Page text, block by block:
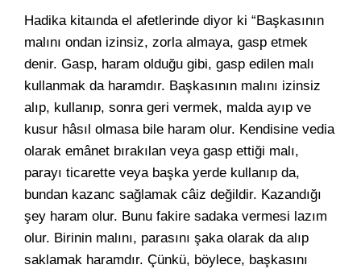
Hadika kitaında el afetlerinde diyor ki “Başkasının
malını ondan izinsiz, zorla almaya, gasp etmek
denir. Gasp, haram olduğu gibi, gasp edilen malı
kullanmak da haramdır. Başkasının malını izinsiz
alıp, kullanıp, sonra geri vermek, malda ayıp ve
kusur hâsıl olmasa bile haram olur. Kendisine vedia
olarak emânet bırakılan veya gasp ettiği malı,
parayı ticarette veya başka yerde kullanıp da,
bundan kazanc sağlamak câiz değildir. Kazandığı
şey haram olur. Bunu fakire sadaka vermesi lazım
olur. Birinin malını, parasını şaka olarak da alıp
saklamak haramdır. Çünkü, böylece, başkasını